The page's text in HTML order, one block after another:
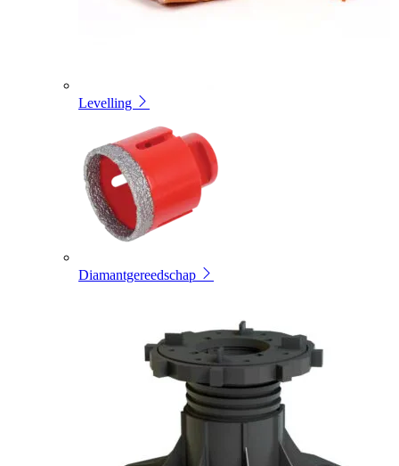
Levelling
Diamantgereedschap